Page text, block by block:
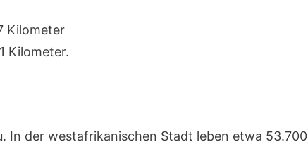
Kilometer
Kilometer.
In der westafrikanischen Stadt leben etwa 53.700